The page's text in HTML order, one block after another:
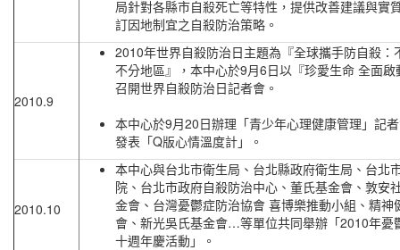
局針對各縣市自殺死亡等特性，提供改善建議與實
訂因地制宜之自殺防治策略。
2010.9
2010年世界自殺防治日主題為『全球攜手防自殺：
不分地區』，本中心於9月6日以『珍愛生命 全面啟
召開世界自殺防治日記者會。
本中心於9月20日辦理「青少年心理健康管理」記
發表「Q版心情溫度計」。
2010.10
本中心與台北市衛生局、台北縣政府衛生局、台北
院、台北市政府自殺防治中心、董氏基金會、敦安
金會、台灣憂鬱症防治協會 喜博樂推動小組、精神
會、新光吳氏基金會…等單位共同舉辦「2010年憂
十週年慶活動」。